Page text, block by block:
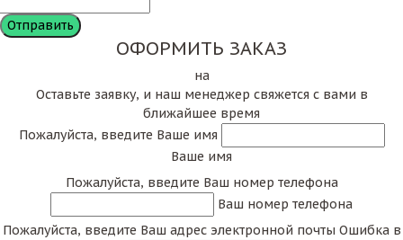
ОФОРМИТЬ ЗАКАЗ
на
Оставьте заявку, и наш менеджер свяжется с вами в
ближайшее время
Пожалуйста, введите Ваше имя
Ваше имя
Пожалуйста, введите Ваш номер телефона
Ваш номер телефона
Пожалуйста, введите Ваш адрес электронной почты Ошибка в